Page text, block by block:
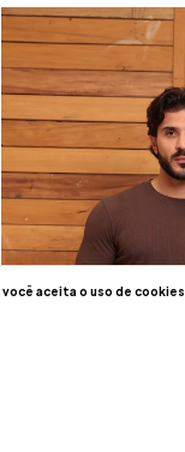
você aceita o uso de cookies